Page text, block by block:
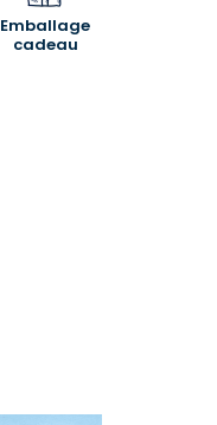
Emballage
cadeau